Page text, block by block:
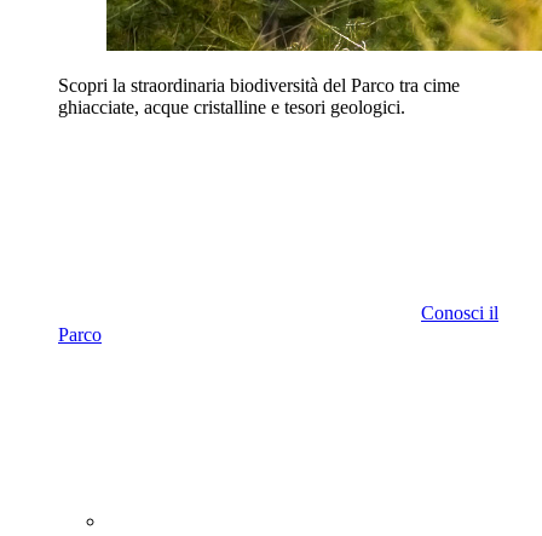
Scopri la straordinaria biodiversità del Parco tra cime
ghiacciate, acque cristalline e tesori geologici.
Conosci il
Parco